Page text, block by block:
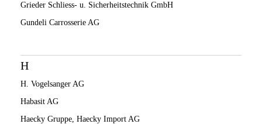
Grieder Schliess- u. Sicherheitstechnik GmbH
Gundeli Carrosserie AG
H
H. Vogelsanger AG
Habasit AG
Haecky Gruppe, Haecky Import AG